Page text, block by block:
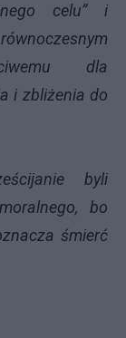
celu” i
dla
i zbliżenia do
byli
bo
śmierć